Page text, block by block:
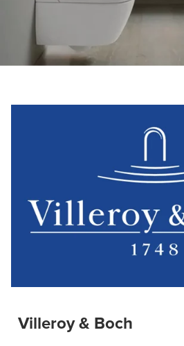
Villeroy & Boch